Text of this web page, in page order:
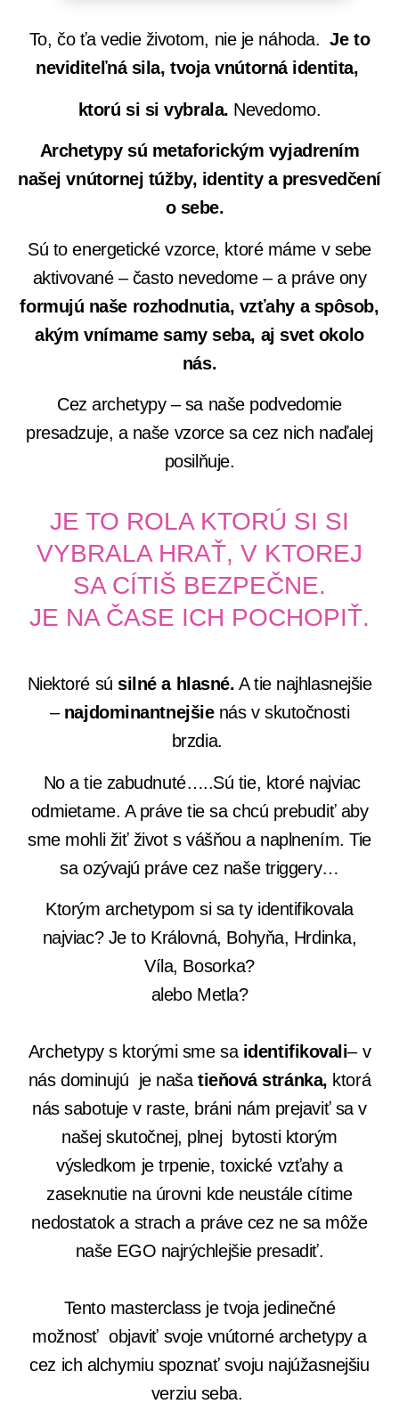
To, čo ťa vedie životom, nie je náhoda.Je to
neviditeľná sila, tvoja vnútorná identita,
ktorú si si vybrala. Nevedomo.
Archetypy sú metaforickým vyjadrením
našej vnútornej túžby, identity a presvedčení
o sebe.
Sú to energetické vzorce, ktoré máme v sebe
aktivované – často nevedome – a práve ony
formujú naše rozhodnutia, vzťahy a spôsob,
akým vnímame samy seba, aj svet okolo
nás.
Cez archetypy – sa naše podvedomie
presadzuje, a naše vzorce sa cez nich naďalej
posilňuje.
JE TO ROLA KTORÚ SI SI
VYBRALA HRAŤ, V KTOREJ
SA CÍTIŠ BEZPEČNE.
JE NA ČASE ICH POCHOPIŤ.
Niektoré súsilné a hlasné. A tie najhlasnejšie
– najdominantnejšienás v skutočnosti
brzdia.
No a tie zabudnuté…..Sú tie, ktoré najviac
odmietame. A práve tie sa chcú prebudiť aby
sme mohli žiť život s vášňou a naplnením. Tie
sa ozývajú práve cez naše triggery…
Ktorým archetypom si sa ty identifikovala
najviac? Je to Královná, Bohyňa, Hrdinka,
Víla, Bosorka?
alebo Metla?
Archetypy s ktorými sme sa identifikovali– v
nás dominujú je našatieňová stránka, ktorá
nás sabotuje v raste, bráni nám prejaviť sa v
našej skutočnej, plnej bytosti ktorým
výsledkom je trpenie, toxické vzťahy a
zaseknutie na úrovni kde neustále cítime
nedostatok a strach a práve cez ne sa môže
naše EGO najrýchlejšie presadiť.
Tento masterclass je tvoja jedinečné
možnosť objaviť svoje vnútorné archetypy a
cez ich alchymiu spoznať svoju najúžasnejšiu
verziu seba.